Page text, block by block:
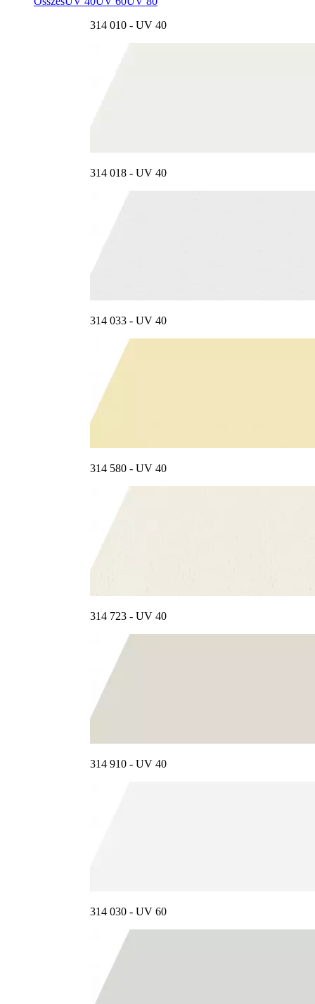
314 010 - UV 40
314 018 - UV 40
314 033 - UV 40
314 580 - UV 40
314 723 - UV 40
314 910 - UV 40
314 030 - UV 60